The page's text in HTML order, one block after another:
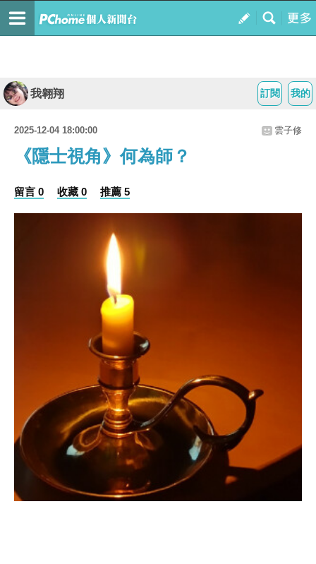
我的
訂閱
我翱翔
2025-12-04 18:00:00 雲子修
《隱士視角》何為師？
留言 0 收藏 0 推薦 5